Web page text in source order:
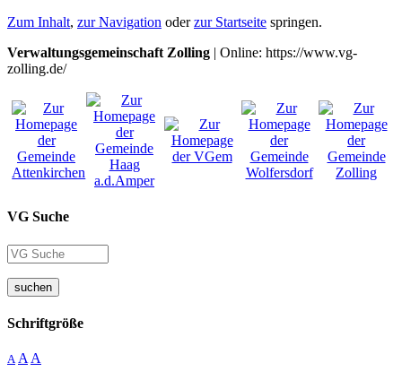
Zum Inhalt, zur Navigation oderzur Startseite springen.
Verwaltungsgemeinschaft Zolling | Online: https://www.vg-
zolling.de/
VG Suche
suchen
Schriftgröße
A A A